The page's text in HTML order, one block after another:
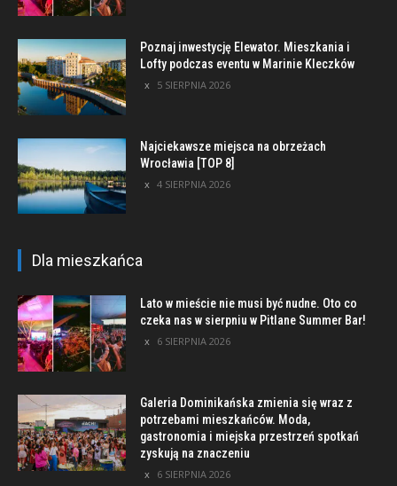
Poznaj inwestycję Elewator. Mieszkania i
Lofty podczas eventu w Marinie Kleczków
5 SIERPNIA 2026
Najciekawsze miejsca na obrzeżach
Wrocławia [TOP 8]
4 SIERPNIA 2026
Dla mieszkańca
Lato w mieście nie musi być nudne. Oto co
czeka nas w sierpniu w Pitlane Summer Bar!
6 SIERPNIA 2026
Galeria Dominikańska zmienia się wraz z
potrzebami mieszkańców. Moda,
gastronomia i miejska przestrzeń spotkań
zyskują na znaczeniu
6 SIERPNIA 2026